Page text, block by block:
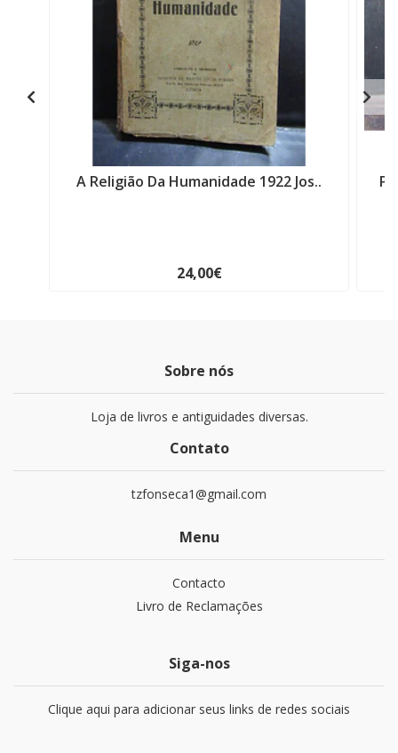
A Religião Da Humanidade 1922 Jos..
24,00€
Sobre nós
Loja de livros e antiguidades diversas.
Contato
tzfonseca1@gmail.com
Menu
Contacto
Livro de Reclamações
Siga-nos
Clique aqui para adicionar seus links de redes sociais